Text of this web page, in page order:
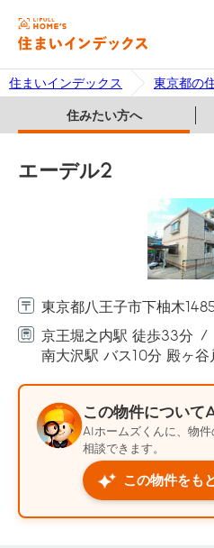
住まいインデックス 東京都の
住みたい方へ
エーデル2
東京都八王子市下柚木
京王堀之内駅 徒歩33分
南大沢駅 バス10分 殿ヶ
この物件について
AIホームズくんに、物
相談できます。
この物件をも